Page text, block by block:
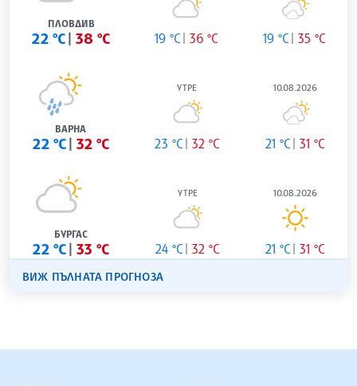
ПЛОВДИВ
22 °C 38 °C 19 °C 36 °C 19 °C 35 °C
ВАРНА
22 °C 32 °C
УТРЕ
23 °C 32 °C
10.08.2026
21 °C 31 °C
БУРГАС
22 °C 33 °C
УТРЕ
24 °C 32 °C
10.08.2026
21 °C 31 °C
ВИЖ ПЪЛНАТА ПРОГНОЗА